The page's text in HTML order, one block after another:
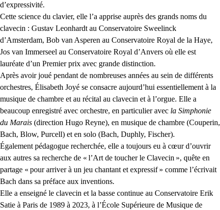
d’expressivité.
Cette science du clavier, elle l’a apprise auprès des grands noms du
clavecin : Gustav Leonhardt au Conservatoire Sweelinck
d’Amsterdam, Bob van Asperen au Conservatoire Royal de la Haye,
Jos van Immerseel au Conservatoire Royal d’Anvers où elle est
lauréate d’un Premier prix avec grande distinction.
Après avoir joué pendant de nombreuses années au sein de différents
orchestres, Élisabeth Joyé se consacre aujourd’hui essentiellement à la
musique de chambre et au récital au clavecin et à l’orgue. Elle a
beaucoup enregistré avec orchestre, en particulier avec la Simphonie
du Marais (direction Hugo Reyne), en musique de chambre (Couperin,
Bach, Blow, Purcell) et en solo (Bach, Duphly, Fischer).
Également pédagogue recherchée, elle a toujours eu à cœur d’ouvrir
aux autres sa recherche de « l’Art de toucher le Clavecin », quête en
partage « pour arriver à un jeu chantant et expressif » comme l’écrivait
Bach dans sa préface aux inventions.
Elle a enseigné le clavecin et la basse continue au Conservatoire Erik
Satie à Paris de 1989 à 2023, à l’École Supérieure de Musique de